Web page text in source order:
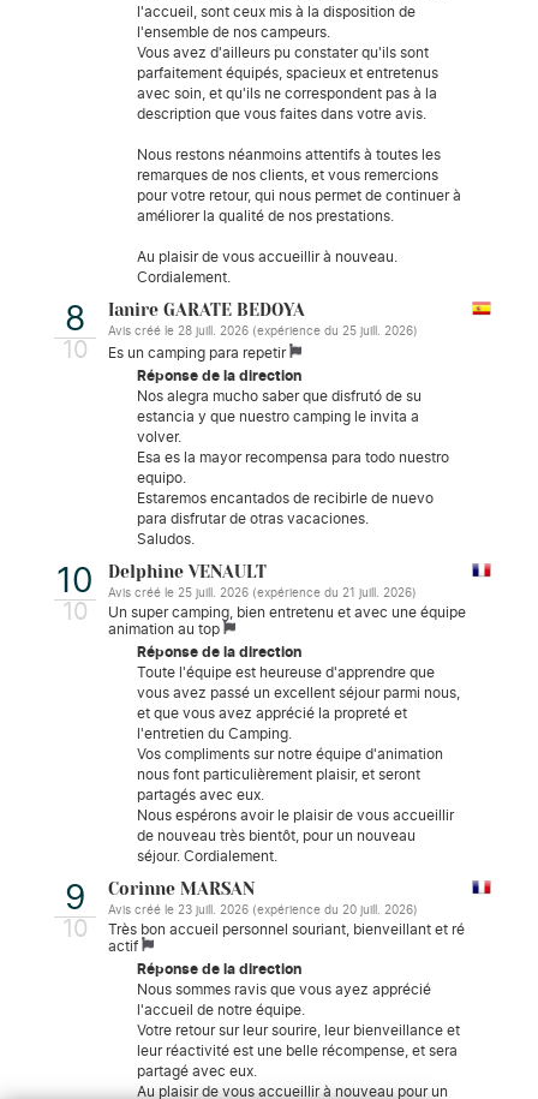
l'accueil, sont ceux mis à la disposition de
l'ensemble de nos campeurs.
Vous avez d'ailleurs pu constater qu'ils sont
parfaitement équipés, spacieux et entretenus
avec soin, et qu'ils ne correspondent pas à la
description que vous faites dans votre avis.
Nous restons néanmoins attentifs à toutes les
remarques de nos clients, et vous remercions
pour votre retour, qui nous permet de continuer à
améliorer la qualité de nos prestations.
Au plaisir de vous accueillir à nouveau.
Cordialement.
8
10
Ianire GARATE BEDOYA
Avis créé le 28 juill. 2026 (expérience du 25 juill. 2026)
Es un camping para repetir
Réponse de la direction
Nos alegra mucho saber que disfrutó de su
estancia y que nuestro camping le invita a
volver.
Esa es la mayor recompensa para todo nuestro
equipo.
Estaremos encantados de recibirle de nuevo
para disfrutar de otras vacaciones.
Saludos.
10
10
Delphine VENAULT
Avis créé le 25 juill. 2026 (expérience du 21 juill. 2026)
Un super camping, bien entretenu et avec une équipe
animation au top
Réponse de la direction
Toute l'équipe est heureuse d'apprendre que
vous avez passé un excellent séjour parmi nous,
et que vous avez apprécié la propreté et
l'entretien du Camping.
Vos compliments sur notre équipe d'animation
nous font particulièrement plaisir, et seront
partagés avec eux.
Nous espérons avoir le plaisir de vous accueillir
de nouveau très bientôt, pour un nouveau
séjour. Cordialement.
9
10
Corinne MARSAN
Avis créé le 23 juill. 2026 (expérience du 20 juill. 2026)
Très bon accueil personnel souriant, bienveillant et ré
actif
Réponse de la direction
Nous sommes ravis que vous ayez apprécié
l'accueil de notre équipe.
Votre retour sur leur sourire, leur bienveillance et
leur réactivité est une belle récompense, et sera
partagé avec eux.
Au plaisir de vous accueillir à nouveau pour un